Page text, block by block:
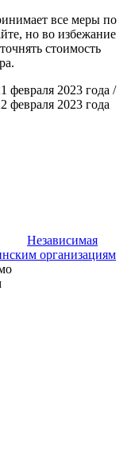
все меры по
но во избежание
стоимость
февраля 2023 года /
февраля 2023 года
Независимая
организациям